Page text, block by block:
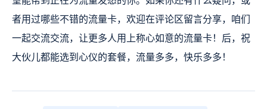
者用过哪些不错的流量卡，欢迎在评论区留言分享，咱们
一起交流交流，让更多人用上称心如意的流量卡！后，祝
大伙儿都能选到心仪的套餐，流量多多，快乐多多！